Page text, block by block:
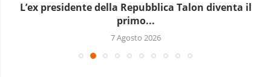
L’ex presidente della Repubblica Talon diventa il
primo...
7 Agosto 2026